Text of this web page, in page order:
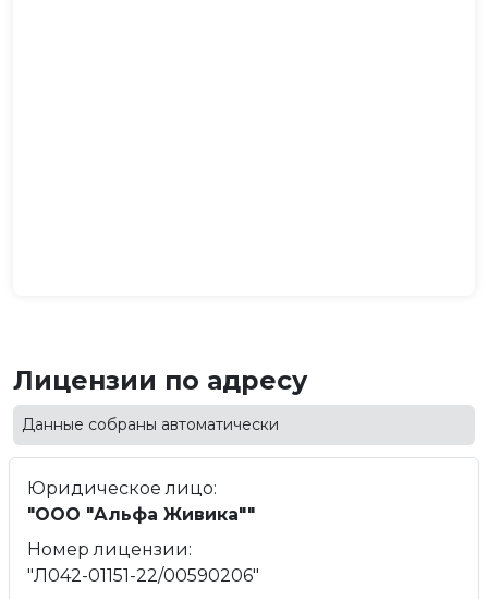
Лицензии по адресу
Данные собраны автоматически
Юридическое лицо:
"ООО "Альфа Живика""
Номер лицензии:
"Л042-01151-22/00590206"